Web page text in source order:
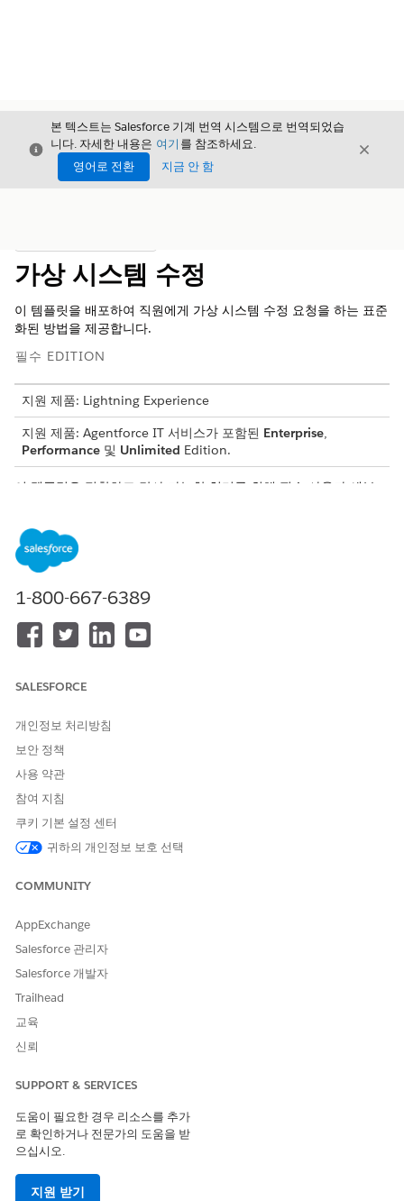
닫기
본 텍스트는 Salesforce 기계 번역 시스템으로 번역되었습
니다. 자세한 내용은 여기 를 참조하세요.
영어로 전환
지금 안 함
닫기
가상 시스템 수정
이 템플릿을 배포하여 직원에게 가상 시스템 수정 요청을 하는 표준
화된 방법을 제공합니다.
필수 EDITION
지원 제품: Lightning Experience
지원 제품: Agentforce IT 서비스가 포함된 Enterprise,
Performance 및 Unlimited Edition.
이 템플릿은 정확하고 감사 가능한 처리를 위해 필수 사용자 세부
인테이크 특성
이 템플릿의 인테이크 양식은 직원에게 다음 세부 사항을 수집합니
다.
위치: 가상 시스템이 위치한 Azure 지역입니다.
자동 처리
이 서비스 프로세스에는 서비스 요청을 자동으로 처리하는 처리 플
동 관리자 승인 또는 재고 점검과 같은 사용자 정의 논리를 포함할
수 있습니다.
을 참조하세요.
을 사용합니다. 이 통합을 사용하려면 Microsoft Azure 자격 증명이
은Microsoft Azure 커넥터
1-800-667-6389
SALESFORCE
개인정보 처리방침
보안 정책
사용 약관
참여 지침
쿠키 기본 설정 센터
귀하의 개인정보 보호 선택
COMMUNITY
AppExchange
Salesforce 관리자
Salesforce 개발자
Trailhead
교육
신뢰
SUPPORT & SERVICES
도움이 필요한 경우 리소스를 추가
로 확인하거나 전문가의 도움을 받
으십시오.
지원 받기